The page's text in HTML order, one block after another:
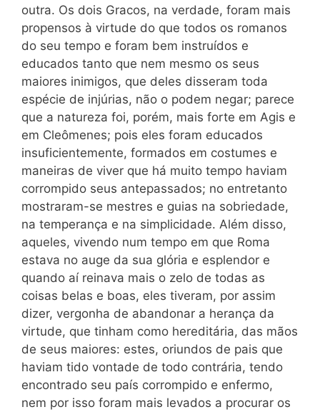
outra. Os dois Gracos, na verdade, foram mais
propensos à virtude do que todos os romanos
do seu tempo e foram bem instruídos e
educados tanto que nem mesmo os seus
maiores inimigos, que deles disseram toda
espécie de injúrias, não o podem negar; parece
que a natureza foi, porém, mais forte em Agis e
em Cleômenes; pois eles foram educados
insuficientemente, formados em costumes e
maneiras de viver que há muito tempo haviam
corrompido seus antepassados; no entretanto
mostraram-se mestres e guias na sobriedade,
na temperança e na simplicidade. Além disso,
aqueles, vivendo num tempo em que Roma
estava no auge da sua glória e esplendor e
quando aí reinava mais o zelo de todas as
coisas belas e boas, eles tiveram, por assim
dizer, vergonha de abandonar a herança da
virtude, que tinham como hereditária, das mãos
de seus maiores: estes, oriundos de pais que
haviam tido vontade de todo contrária, tendo
encontrado seu país corrompido e enfermo,
nem por isso foram mais levados a procurar os